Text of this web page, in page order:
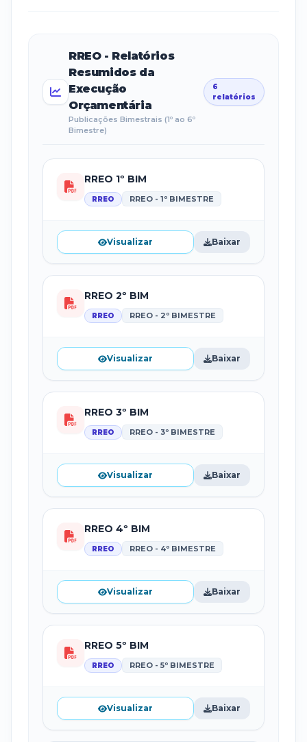
RREO - Relatórios
Resumidos da
Execução
Orçamentária
Publicações Bimestrais (1º ao 6º
Bimestre)
6
relatórios
RREO 1º BIM
RREO RREO - 1º BIMESTRE
Visualizar Baixar
RREO 2º BIM
RREO RREO - 2º BIMESTRE
Visualizar Baixar
RREO 3º BIM
RREO RREO - 3º BIMESTRE
Visualizar Baixar
RREO 4º BIM
RREO RREO - 4º BIMESTRE
Visualizar Baixar
RREO 5º BIM
RREO RREO - 5º BIMESTRE
Visualizar Baixar